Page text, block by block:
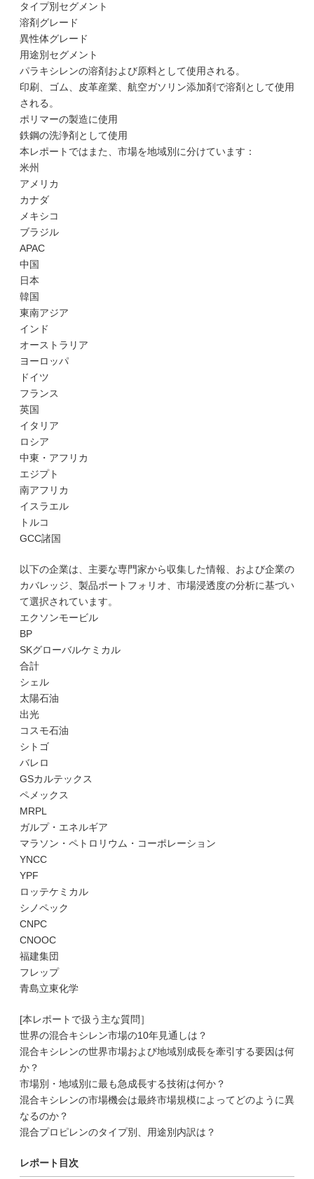
タイプ別セグメント
溶剤グレード
異性体グレード
用途別セグメント
パラキシレンの溶剤および原料として使用される。
印刷、ゴム、皮革産業、航空ガソリン添加剤で溶剤として使用
される。
ポリマーの製造に使用
鉄鋼の洗浄剤として使用
本レポートではまた、市場を地域別に分けています：
米州
アメリカ
カナダ
メキシコ
ブラジル
APAC
中国
日本
韓国
東南アジア
インド
オーストラリア
ヨーロッパ
ドイツ
フランス
英国
イタリア
ロシア
中東・アフリカ
エジプト
南アフリカ
イスラエル
トルコ
GCC諸国
以下の企業は、主要な専門家から収集した情報、および企業の
カバレッジ、製品ポートフォリオ、市場浸透度の分析に基づい
て選択されています。
エクソンモービル
BP
SKグローバルケミカル
合計
シェル
太陽石油
出光
コスモ石油
シトゴ
バレロ
GSカルテックス
ペメックス
MRPL
ガルプ・エネルギア
マラソン・ペトロリウム・コーポレーション
YNCC
YPF
ロッテケミカル
シノペック
CNPC
CNOOC
福建集団
フレップ
青島立東化学
[本レポートで扱う主な質問］
世界の混合キシレン市場の10年見通しは？
混合キシレンの世界市場および地域別成長を牽引する要因は何
か？
市場別・地域別に最も急成長する技術は何か？
混合キシレンの市場機会は最終市場規模によってどのように異
なるのか？
混合プロピレンのタイプ別、用途別内訳は？
レポート目次